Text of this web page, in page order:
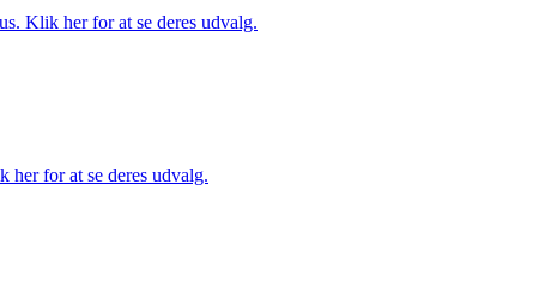
Klik her for at se deres udvalg.
her for at se deres udvalg.